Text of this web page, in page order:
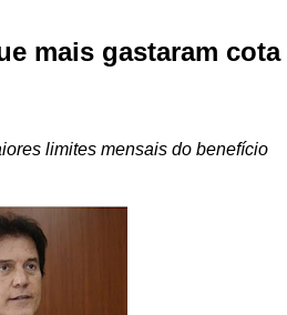
mais gastaram cota
limites mensais do benefício